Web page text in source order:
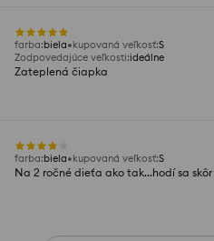
farba:biela kupovaná veľkosť:S
Zodpovedajúce veľkosti:ideálne
Zateplená čiapka
farba:biela kupovaná veľkosť:S
Na 2 ročné dieťa ako tak...hodí sa